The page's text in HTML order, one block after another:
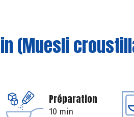
(Muesli
Préparation
10 min